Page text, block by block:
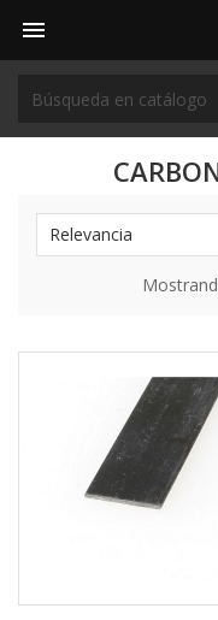

Relevancia